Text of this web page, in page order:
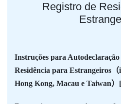
Registro de
Instruções para
Residência para Estrangeiros
Hong Kong, Macau e Taiwan）